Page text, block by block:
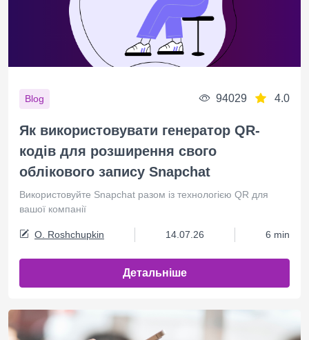
Blog 94029 4.0
Як використовувати генератор QR-
кодів для розширення свого
облікового запису Snapchat
Використовуйте Snapchat разом із технологією QR для
вашої компанії
O. Roshchupkin 14.07.26 6 min
Детальніше